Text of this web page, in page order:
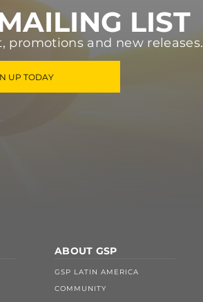
LIST
promotions and new releases.
UP TODAY
ABOUT GSP
GSP LATIN AMERICA
COMMUNITY